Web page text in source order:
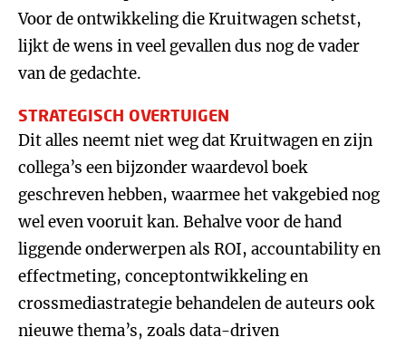
Voor de ontwikkeling die Kruitwagen schetst,
lijkt de wens in veel gevallen dus nog de vader
van de gedachte.
STRATEGISCH OVERTUIGEN
Dit alles neemt niet weg dat Kruitwagen en zijn
collega’s een bijzonder waardevol boek
geschreven hebben, waarmee het vakgebied nog
wel even vooruit kan. Behalve voor de hand
liggende onderwerpen als ROI, accountability en
effectmeting, conceptontwikkeling en
crossmediastrategie behandelen de auteurs ook
nieuwe thema’s, zoals data-driven